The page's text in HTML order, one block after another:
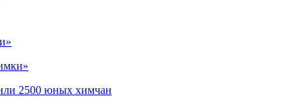
2500 юных химчан